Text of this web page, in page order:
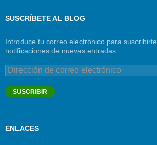
SUSCRÍBETE AL BLOG
Introduce tu correo electrónico para
notificaciones de nuevas entradas.
Dirección
de
correo
electrónico
SUSCRIBIR
ENLACES